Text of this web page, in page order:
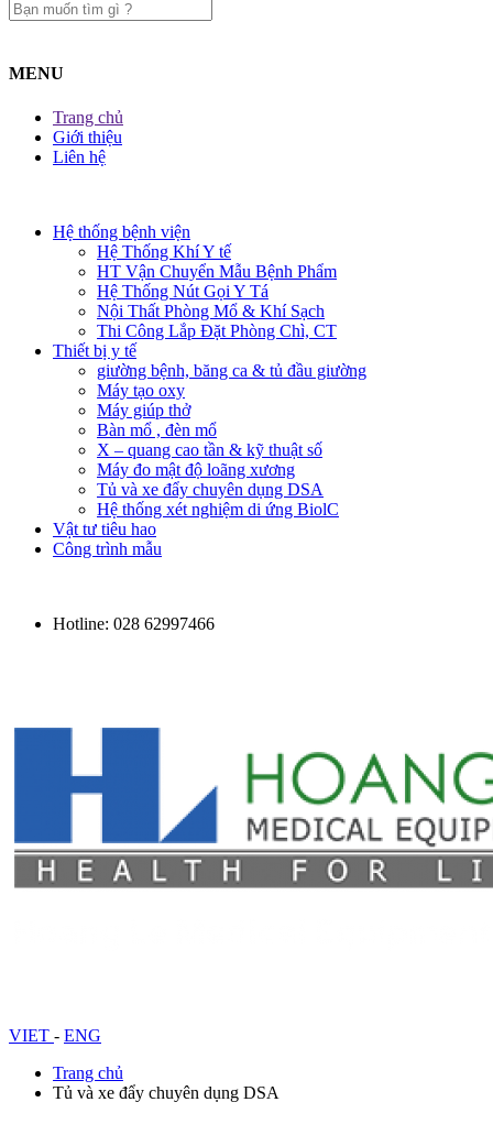
MENU
Trang chủ
Giới thiệu
Liên hệ​
Hệ thống bệnh viện
Hệ Thống Khí Y tế
HT Vận Chuyển Mẫu Bệnh Phẩm
Hệ Thống Nút Gọi Y Tá
Nội Thất Phòng Mổ & Khí Sạch
Thi Công Lắp Đặt Phòng Chì, CT
Thiết bị y tế
giường bệnh, băng ca & tủ đầu giường
Máy tạo oxy
Máy giúp thở
Bàn mổ , đèn mổ
X – quang cao tần & kỹ thuật số
Máy đo mật độ loãng xương
Tủ và xe đẩy chuyên dụng DSA
Hệ thống xét nghiệm di ứng BiolC
Vật tư tiêu hao
Công trình mẫu
Hotline: 028 62997466
VIET - ENG
Trang chủ
Tủ và xe đẩy chuyên dụng DSA